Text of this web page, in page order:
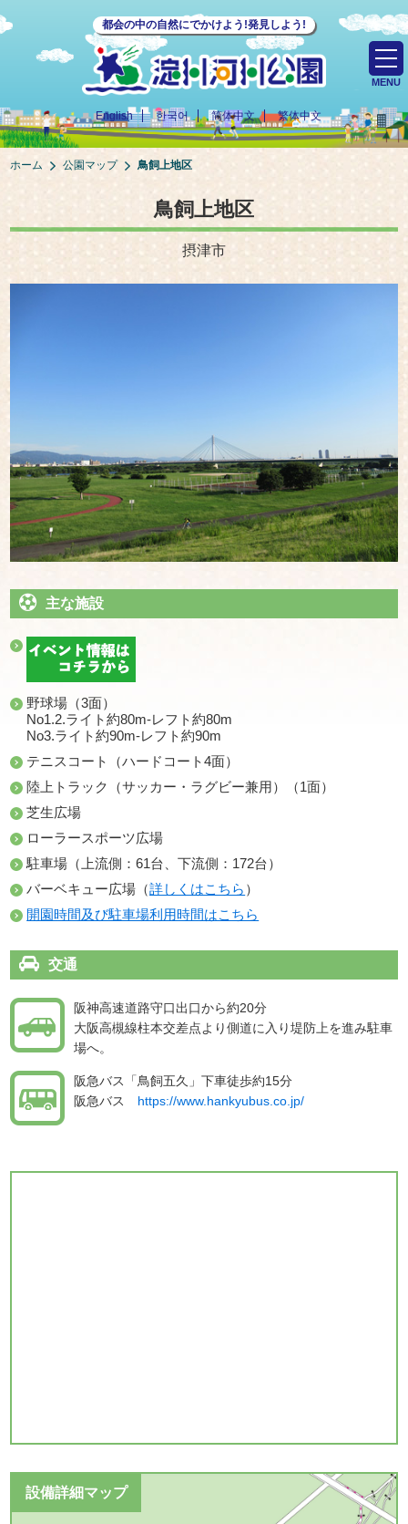
都会の中の自然にでかけよう!発見しよう!
English 한국어 简体中文 繁体中文
MENU
ホーム 公園マップ 鳥飼上地区
鳥飼上地区
摂津市
主な施設
野球場（3面）
No1.2.ライト約80m-レフト約80m
No3.ライト約90m-レフト約90m
テニスコート（ハードコート4面）
陸上トラック（サッカー・ラグビー兼用）（1面）
芝生広場
ローラースポーツ広場
駐車場（上流側：61台、下流側：172台）
バーベキュー広場（詳しくはこちら ）
開園時間及び駐車場利用時間はこちら
交通
阪神高速道路守口出口から約20分
大阪高槻線柱本交差点より側道に入り堤防上を進み駐車
場へ。
阪急バス「鳥飼五久」下車徒歩約15分
阪急バス https://www.hankyubus.co.jp/
設備詳細マップ